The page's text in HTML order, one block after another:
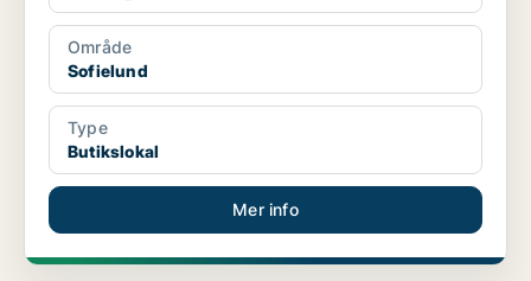
Område
Sofielund
Type
Butikslokal
Mer info